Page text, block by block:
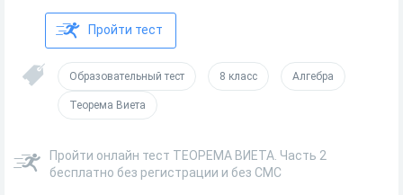
Пройти тест
Образовательный тест 8 класс Алгебра
Теорема Виета
Пройти онлайн тест ТЕОРЕМА ВИЕТА. Часть 2
бесплатно без регистрации и без СМС